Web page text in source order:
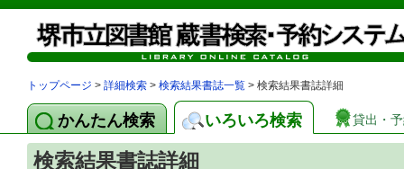
トップページ > 詳細検索 > 検索結果書誌一覧 > 検索結果書誌詳細
かんたん検索 いろいろ検索 貸出・
検索結果書誌詳細